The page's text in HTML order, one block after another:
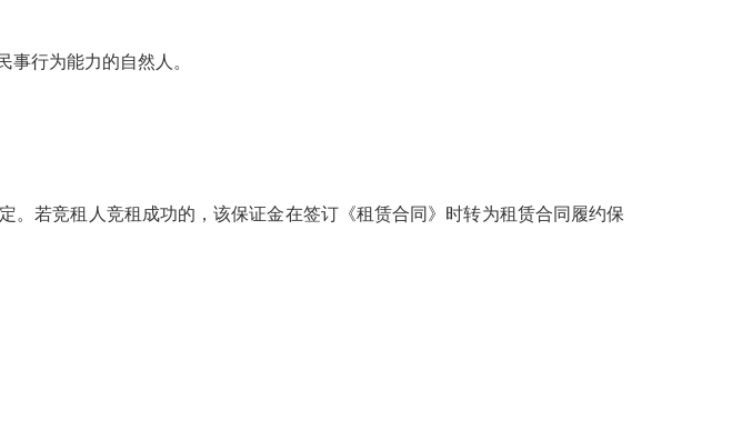
行为能力的自然人。
若竞租人竞租成功的，该保证金在签订《租赁合同》时转为租赁合同履约保